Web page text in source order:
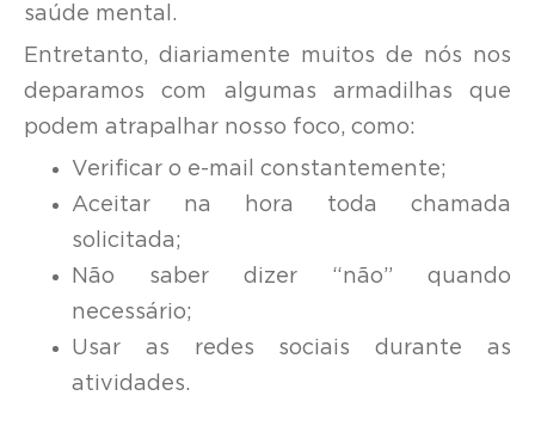
saúde mental.
Entretanto, diariamente muitos de nós nos
deparamos com algumas armadilhas que
podem atrapalhar nosso foco, como:
Verificar o e-mail constantemente;
Aceitar na hora toda chamada
solicitada;
Não saber dizer “não” quando
necessário;
Usar as redes sociais durante as
atividades.